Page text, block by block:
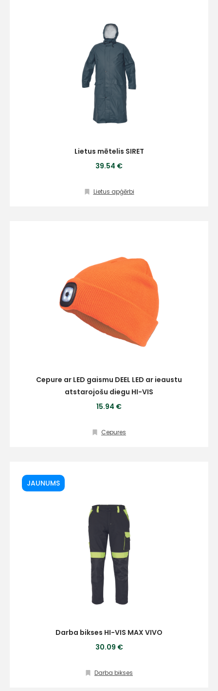
Lietus mētelis SIRET
39.54 €
Lietus apģērbi
Cepure ar LED gaismu DEEL LED ar ieaustu
atstarojošu diegu HI-VIS
15.94 €
Cepures
JAUNUMS
Darba bikses HI-VIS MAX VIVO
30.09 €
Darba bikses
Sazinies
ar
mums!
Atbildēsim
ātrāk
E-pasts
Kontakttālrunis
Ziņojums
Sūtīt ziņojumu
Klientu
atbalsts
8:00 – 17:00
info@hards.lv
+